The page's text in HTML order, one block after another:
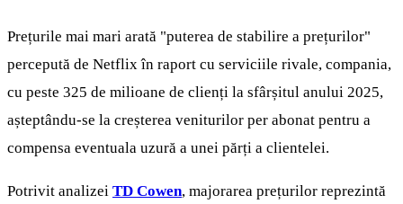
Prețurile mai mari arată "puterea de stabilire a prețurilor"
percepută de Netflix în raport cu serviciile rivale, compania,
cu peste 325 de milioane de clienți la sfârșitul anului 2025,
așteptându-se la creșterea veniturilor per abonat pentru a
compensa eventuala uzură a unei părți a clientelei.
Potrivit analizei TD Cowen, majorarea prețurilor reprezintă